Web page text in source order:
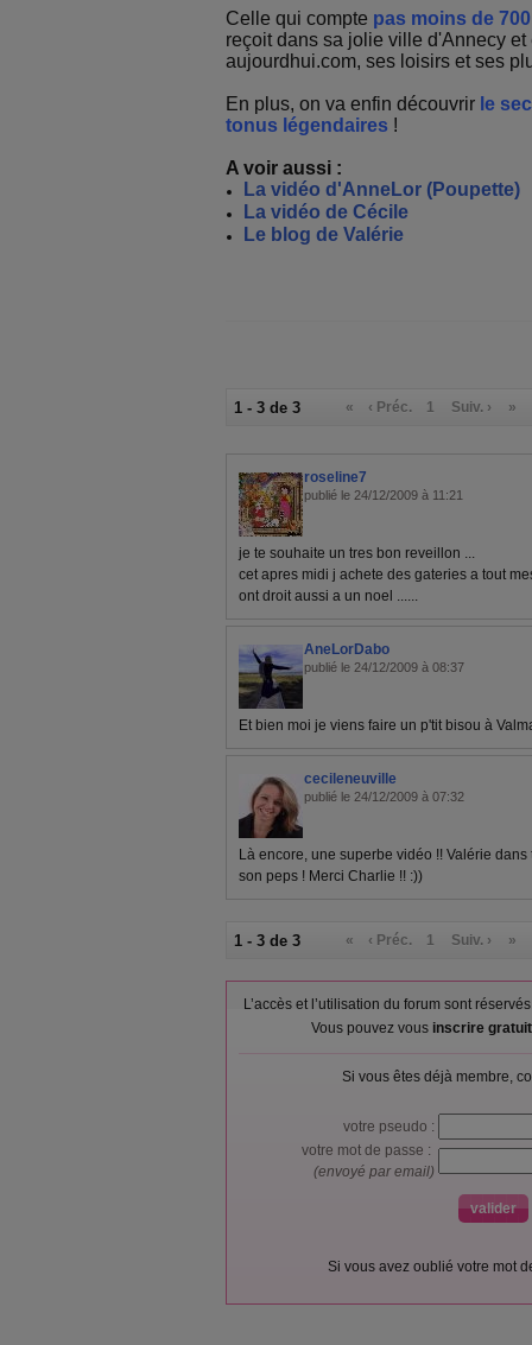
Celle qui compte pas moins de
reçoit dans sa jolie ville d'Annecy
aujourdhui.com, ses loisirs et ses
En plus, on va enfin découvrir le
tonus légendaires !
A voir aussi :
La vidéo d'AnneLor (Poupette)
La vidéo de Cécile
Le blog de Valérie
1 - 3 de 3 « ‹ Préc. 1 Suiv. › »
roseline7
publié le 24/12/2009 à 11:21
je te souhaite un tres bon reveillon ...
cet apres midi j achete des gateries a tout
ont droit aussi a un noel ......
AneLorDabo
publié le 24/12/2009 à 08:37
Et bien moi je viens faire un p'tit bisou à
cecileneuville
publié le 24/12/2009 à 07:32
Là encore, une superbe vidéo !! Valérie
son peps ! Merci Charlie !! :))
1 - 3 de 3 « ‹ Préc. 1 Suiv. › »
L’accès et l’utilisation du forum sont
Vous pouvez vous inscrire
Si vous êtes déjà membre,
votre pseudo :
votre mot de passe :
(envoyé par email)
Si vous avez oublié votre mot